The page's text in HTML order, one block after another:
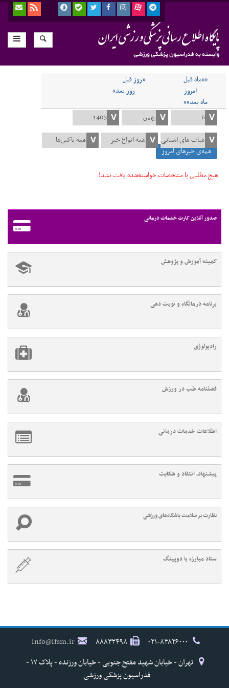
««ماه قبل
«روز قبل
امروز
روز بعد»
ماه بعد»»
همه‌ی خبرهای امروز
هیچ مطلبی با مشخصات خواسته‌شده یافت نشد!
صدور آنلاین کارت خدمات درمانی
کمیته آموزش و پژوهش
برنامه درمانگاه و نوبت دهی
رادیولوژی
فصلنامه طب در ورزش
اطلاعات خدمات درمانی
پیشنهاد، انتقاد و شکایت
نظارت بر سلامت باشگاه‌های ورزشی
ستاد مبارزه با دوپینگ
۸۸۸۳۳۴۹۸
info@ifsm.ir
تهران - خیابان شهید مفتح جنوبی - خیابان ورزنده - پلاک ۱۷ -
فدراسیون پزشکی ورزشی